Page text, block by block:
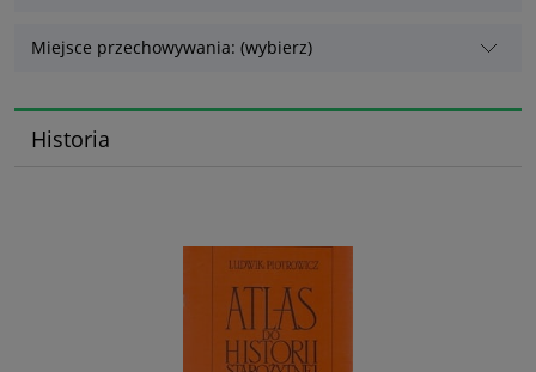
Miejsce przechowywania: (wybierz)
Historia